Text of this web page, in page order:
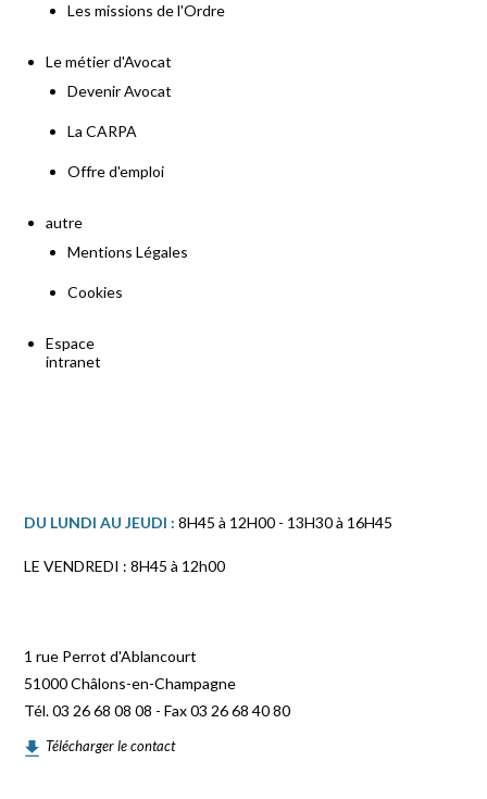
Les missions de l'Ordre
Le métier d'Avocat
Devenir Avocat
La CARPA
Offre d'emploi
autre
Mentions Légales
Cookies
Espace
intranet
DU LUNDI AU JEUDI :8H45 à 12H00 - 13H30 à 16H45
LE VENDREDI : 8H45 à 12h00
1 rue Perrot d'Ablancourt
51000 Châlons-en-Champagne
Tél. 03 26 68 08 08 - Fax 03 26 68 40 80
Télécharger le contact